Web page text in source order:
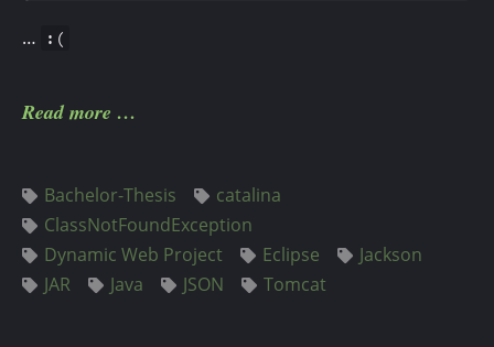
… :(
Read more
Bachelor-Thesis
catalina
ClassNotFoundException
Dynamic Web Project
Eclipse
Jackson
JAR
Java JSON Tomcat